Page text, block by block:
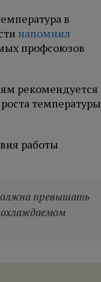
в
напомнил
профсоюзов
рекомендуется
температуры
работы
превышать